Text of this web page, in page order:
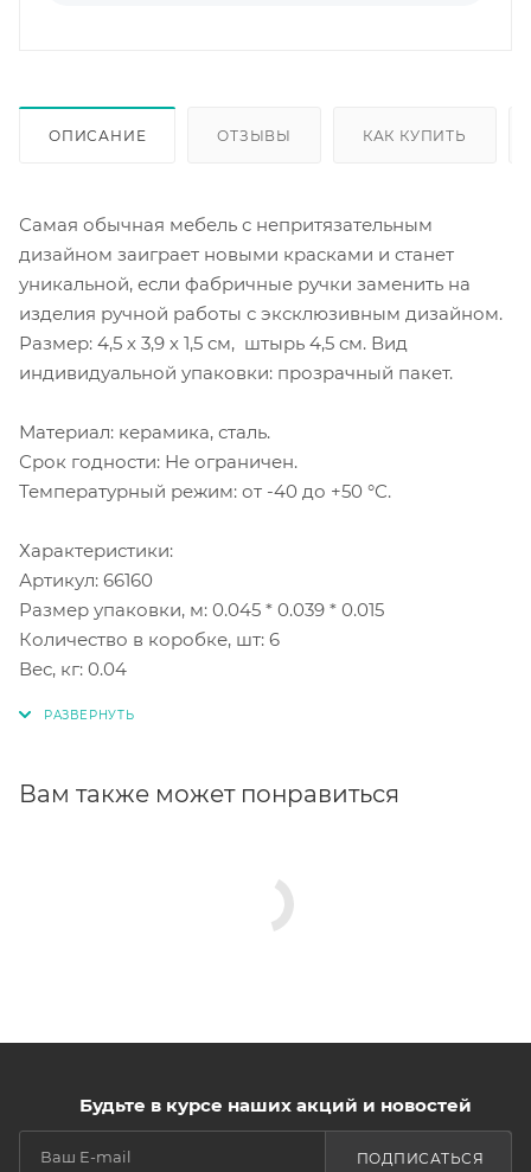
ОПИСАНИЕ ОТЗЫВЫ КАК КУПИТЬ
Самая обычная мебель с непритязательным
дизайном заиграет новыми красками и станет
уникальной, если фабричные ручки заменить на
изделия ручной работы с эксклюзивным дизайном.
Размер: 4,5 х 3,9 х 1,5 см, штырь 4,5 см. Вид
индивидуальной упаковки: прозрачный пакет.
Материал: керамика, сталь.
Срок годности: Не ограничен.
Температурный режим: от -40 до +50 °С.
Характеристики:
Артикул: 66160
Размер упаковки, м: 0.045 * 0.039 * 0.015
Количество в коробке, шт: 6
Вес, кг: 0.04
Вам также может понравиться
Будьте в курсе наших акций и новостей
ПОДПИСАТЬСЯ